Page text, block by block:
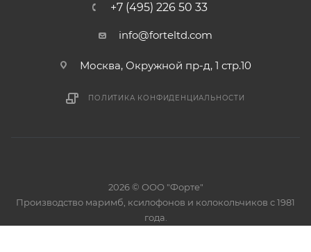
+7 (495) 226 50 33
info@forteltd.com
Москва, Окружной пр-д, 1 стр.10
ПОЛИТИКА КОНФИДЕНЦИАЛЬНОСТИ
2026 © ООО "Форте"
Производство маримб, ксилофонов и колокольчиков с 1981
года.